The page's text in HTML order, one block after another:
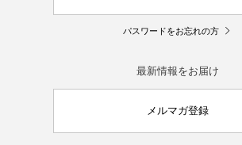
パスワードをお忘れの方
最新情報をお届け
メルマガ登録